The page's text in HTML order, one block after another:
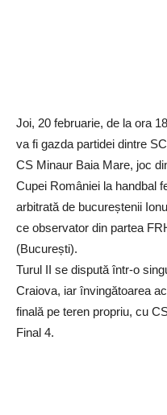
Joi, 20 februarie, de la ora
va fi gazda partidei dintre
CS Minaur Baia Mare, joc
Cupei României la handbal
arbitrată de bucureștenii
ce observator din partea
(București).
Turul II se dispută într-o
Craiova, iar învingătoarea
finală pe teren propriu, cu
Final 4.